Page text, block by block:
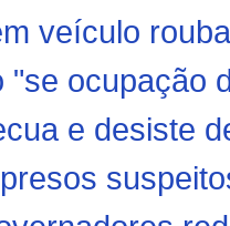
veículo
"se ocupação
e desiste